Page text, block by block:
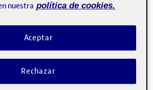
nuestra política de cookies.
Rechazar
Aceptar